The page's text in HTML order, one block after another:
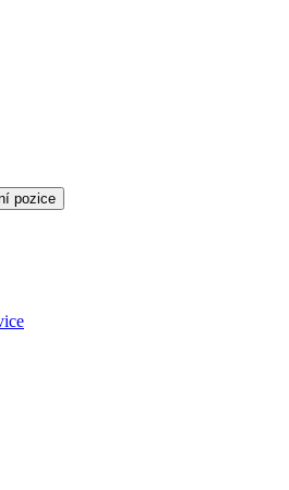
pozice